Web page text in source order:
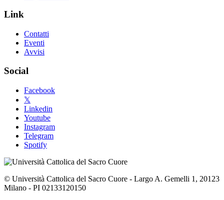
Link
Contatti
Eventi
Avvisi
Social
Facebook
𝕏
Linkedin
Youtube
Instagram
Telegram
Spotify
© Università Cattolica del Sacro Cuore - Largo A. Gemelli 1, 20123
Milano - PI 02133120150